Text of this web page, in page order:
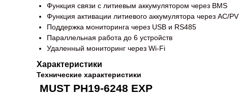
Функция связи с литиевым аккумулятором через BMS
Функция активации литиевого аккумулятора через AC/PV
Поддержка мониторинга через USB и RS485
Параллельная работа до 6 устройств
Удаленный мониторинг через Wi-Fi
Характеристики
Технические характеристики
MUST PH19-6248 EXP